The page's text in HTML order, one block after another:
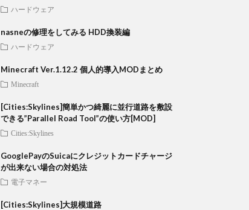
ハードウェア
nasneの修理をしてみる HDD換装編
ハードウェア
Minecraft Ver.1.12.2 個人的導入MODまとめ
Minecraft
[Cities:Skylines]簡単かつ綺麗に並行道路を敷設
できる”Parallel Road Tool”の使い方[MOD]
Cities:Skylines
GooglePayのSuicaにクレジットカードチャージ
が出来ない場合の対処法
電子マネー
[Cities:Skylines]大規模道路